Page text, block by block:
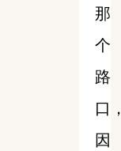
那
个
路
口，
因